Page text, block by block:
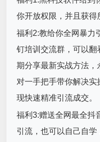
你开放权限，并且获得
福利2:教给你全网暴力
钉培训交流群，可以
期分享最新实战方法
对一手把手带你解决
现快速精准引流成交。
福利3:赠送全网最全抖
引流，也可以自己自